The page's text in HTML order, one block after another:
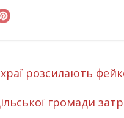
розсилають
громади